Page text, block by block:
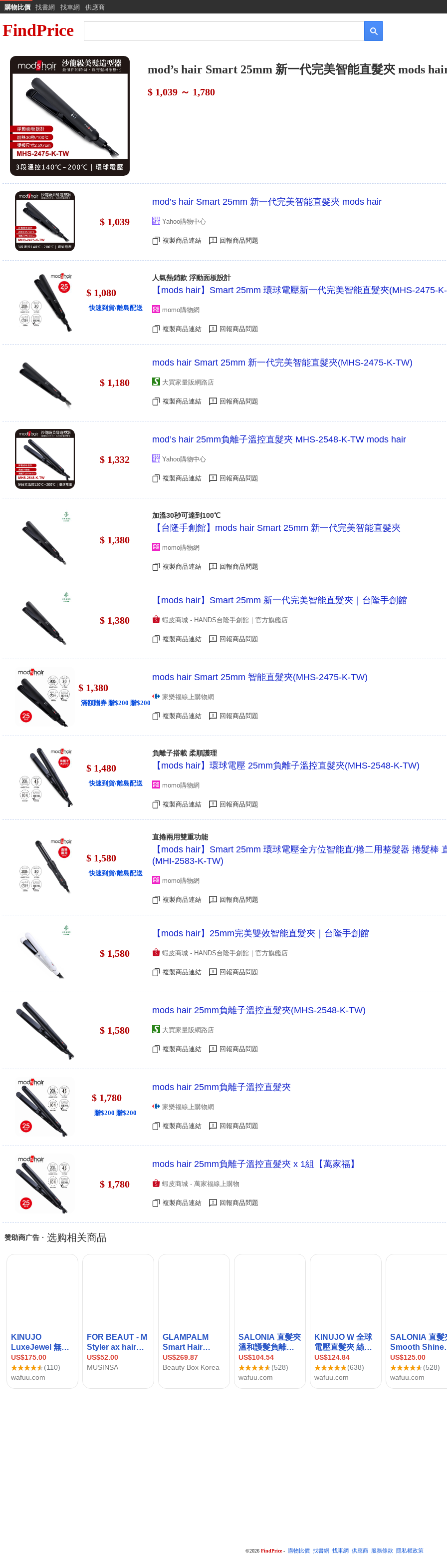
購物比價 找書網 找車網 供應商
FindPrice
mod’s hair Smart 25mm 新一代完美智能直髮夾 mods
$ 1,039 ～ 1,780
$ 1,039
mod’s hair Smart 25mm 新一代完美智能直髮夾 mods hair
Yahoo購物中心
複製商品連結 回報商品問題
$ 1,080
快速到貨/離島配送
人氣熱銷款 浮動面板設計
【mods hair】Smart 25mm 環球電壓新一代完美智能直髮夾(MHS-2475-
momo購物網
複製商品連結 回報商品問題
$ 1,180
mods hair Smart 25mm 新一代完美智能直髮夾(MHS-2475-K-TW)
大買家量販網路店
複製商品連結 回報商品問題
$ 1,332
mod’s hair 25mm負離子溫控直髮夾 MHS-2548-K-TW mods hair
Yahoo購物中心
複製商品連結 回報商品問題
$ 1,380
加溫30秒可達到100℃
【台隆手創館】mods hair Smart 25mm 新一代完美智能直髮夾
momo購物網
複製商品連結 回報商品問題
$ 1,380
【mods hair】Smart 25mm 新一代完美智能直髮夾｜台隆手創館
蝦皮商城 - HANDS台隆手創館｜官方旗艦店
複製商品連結 回報商品問題
$ 1,380
滿額贈券 贈$200 贈$200
mods hair Smart 25mm 智能直髮夾(MHS-2475-K-TW)
家樂福線上購物網
複製商品連結 回報商品問題
$ 1,480
快速到貨/離島配送
負離子搭載 柔順護理
【mods hair】環球電壓 25mm負離子溫控直髮夾(MHS-2548-K-TW)
momo購物網
複製商品連結 回報商品問題
$ 1,580
快速到貨/離島配送
直捲兩用雙重功能
【mods hair】Smart 25mm 環球電壓全方位智能直/捲二用整髮器 捲髮棒
(MHI-2583-K-TW)
momo購物網
複製商品連結 回報商品問題
$ 1,580
【mods hair】25mm完美雙效智能直髮夾｜台隆手創館
蝦皮商城 - HANDS台隆手創館｜官方旗艦店
複製商品連結 回報商品問題
$ 1,580
mods hair 25mm負離子溫控直髮夾(MHS-2548-K-TW)
大買家量販網路店
複製商品連結 回報商品問題
$ 1,780
贈$200 贈$200
mods hair 25mm負離子溫控直髮夾
家樂福線上購物網
複製商品連結 回報商品問題
$ 1,780
mods hair 25mm負離子溫控直髮夾 x 1組【萬家福】
蝦皮商城 - 萬家福線上購物
複製商品連結 回報商品問題
©2026 FindPrice- 購物比價 找書網 找車網 供應商 服務條款 隱私權政策